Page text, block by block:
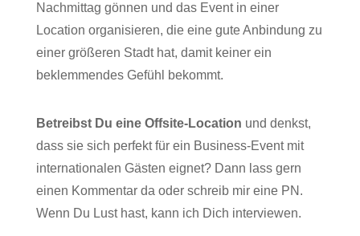
Nachmittag gönnen und das Event in einer
Location organisieren, die eine gute Anbindung zu
einer größeren Stadt hat, damit keiner ein
beklemmendes Gefühl bekommt.
Betreibst Du eine Offsite-Location und denkst,
dass sie sich perfekt für ein Business-Event mit
internationalen Gästen eignet? Dann lass gern
einen Kommentar da oder schreib mir eine PN.
Wenn Du Lust hast, kann ich Dich interviewen.